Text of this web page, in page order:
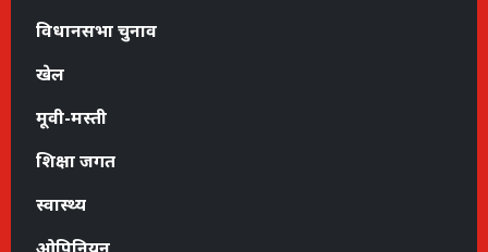
विधानसभा चुनाव
खेल
मूवी-मस्ती
शिक्षा जगत
स्वास्थ्य